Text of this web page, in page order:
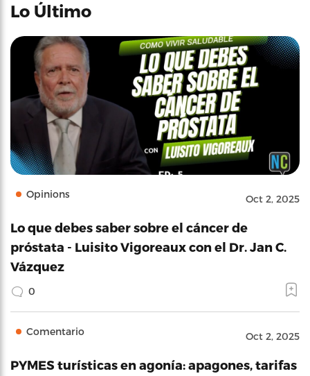
Lo Último
Opinions Oct 2, 2025
Lo que debes saber sobre el cáncer de
próstata - Luisito Vigoreaux con el Dr. Jan C.
Vázquez
0
Comentario Oct 2, 2025
PYMES turísticas en agonía: apagones, tarifas